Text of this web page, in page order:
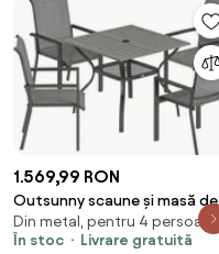
1.569,99 RON
Outsunny scaune și masă de
exterior din lemn și metal |
Aosom Romania
Din metal, pentru 4 persoane
În stoc
Livrare gratuită